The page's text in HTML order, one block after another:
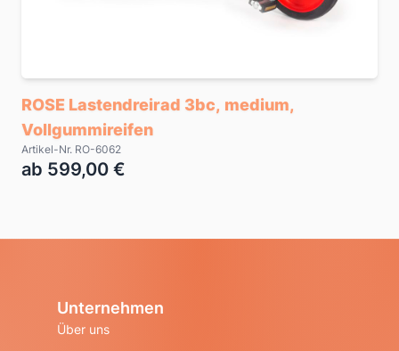
ROSE Lastendreirad 3bc, medium,
Vollgummireifen
Artikel-Nr. RO-6062
ab 599,00 €
Unternehmen
Über uns